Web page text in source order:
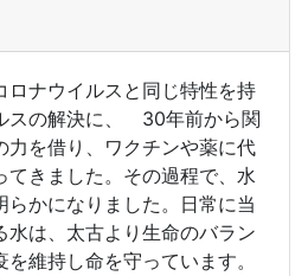
ロナウイルスと同じ特性を持
スの解決に、 30年前から関
力を借り、ワクチンや薬に代
てきました。その過程で、水
らかになりました。日常に当
水は、太古より生命のバラン
維持し命を守っています。